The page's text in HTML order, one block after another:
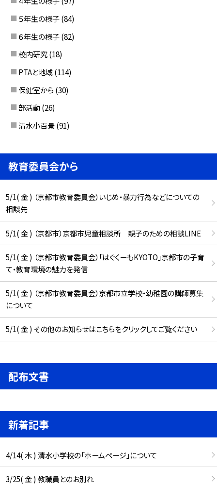
５年生の様子 (84)
６年生の様子 (82)
校内研究 (18)
PTAと地域 (114)
保健室から (30)
部活動 (26)
清水小百景 (91)
教育委員会から
5/1( 金 ) （京都市教育委員会）いじめ・暴力行為などについての
相談先
5/1( 金 ) （京都市）京都市児童相談所 親子のための相談LINE
5/1( 金 ) （京都市教育委員会）「はぐくーもKYOTO」京都市の子育
て・教育環境の魅力を発信
5/1( 金 ) （京都市教育委員会）京都市立学校・幼稚園の講師募集
について
5/1( 金 ) その他のお知らせはこちらをクリックしてご覧ください
配布文書
新着記事
4/14( 木 ) 清水小学校の「ホームページ」について
3/25( 金 ) 教職員とのお別れ